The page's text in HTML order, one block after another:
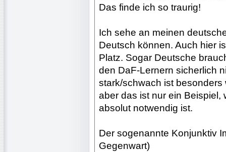
Das finde ich so traurig!
Ich sehe an meinen
Deutsch können. Auch hier
Platz. Sogar Deutsche
den DaF-Lernern sicherlich
stark/schwach ist besonders
aber das ist nur ein Beispiel,
absolut notwendig ist.
Der sogenannte Konjunktiv
Gegenwart)